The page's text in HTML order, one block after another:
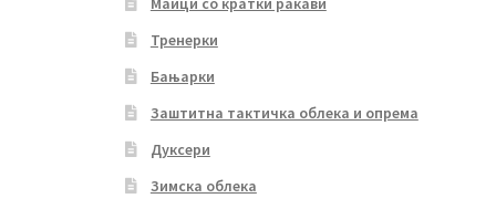
Тренерки
Бањарки
Заштитна тактичка облека и опрема
Дуксери
Зимска облека